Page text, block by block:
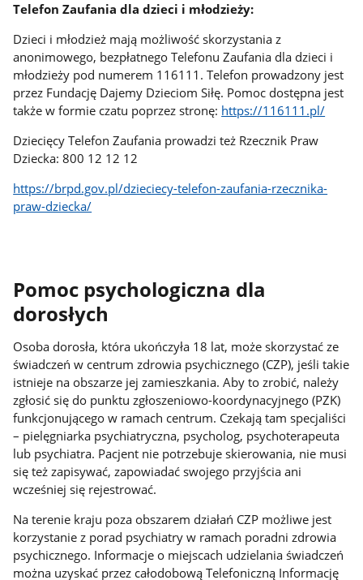
Telefon Zaufania dla dzieci i młodzieży:
Dzieci i młodzież mają możliwość skorzystania z
anonimowego, bezpłatnego Telefonu Zaufania dla dzieci i
młodzieży pod numerem 116111. Telefon prowadzony jest
przez Fundację Dajemy Dzieciom Siłę. Pomoc dostępna jest
także w formie czatu poprzez stronę: https://116111.pl/
Dziecięcy Telefon Zaufania prowadzi też Rzecznik Praw
Dziecka: 800 12 12 12
https://brpd.gov.pl/dzieciecy-telefon-zaufania-rzecznika-
praw-dziecka/
Pomoc psychologiczna dla
dorosłych
Osoba dorosła, która ukończyła 18 lat, może skorzystać ze
świadczeń w centrum zdrowia psychicznego (CZP), jeśli takie
istnieje na obszarze jej zamieszkania. Aby to zrobić, należy
zgłosić się do punktu zgłoszeniowo-koordynacyjnego (PZK)
funkcjonującego w ramach centrum. Czekają tam specjaliści
– pielęgniarka psychiatryczna, psycholog, psychoterapeuta
lub psychiatra. Pacjent nie potrzebuje skierowania, nie musi
się też zapisywać, zapowiadać swojego przyjścia ani
wcześniej się rejestrować.
Na terenie kraju poza obszarem działań CZP możliwe jest
korzystanie z porad psychiatry w ramach poradni zdrowia
psychicznego. Informacje o miejscach udzielania świadczeń
można uzyskać przez całodobową Telefoniczną Informację